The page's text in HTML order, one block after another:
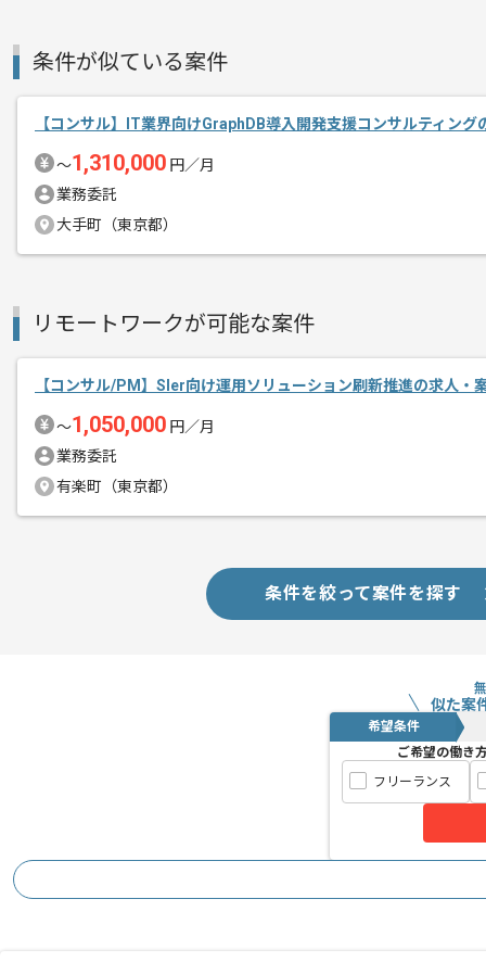
条件が似ている案件
【コンサル】IT業界向けGraphDB導入開発支援コンサルティング
〜1,310,000 円／月
業務委託
大手町（東京都）
リモートワークが可能な案件
【コンサル/PM】SIer向け運用ソリューション刷新推進の求人・
〜1,050,000 円／月
業務委託
有楽町（東京都）
条件を絞って案件を探す
似た案
希望条件
ご希望の働き
フリーランス